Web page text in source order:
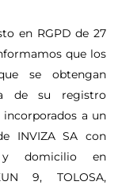
en RGPD de 27
que los
se obtengan
de su registro
incorporados a un
INVIZA SA con
y domicilio en
9, TOLOSA,